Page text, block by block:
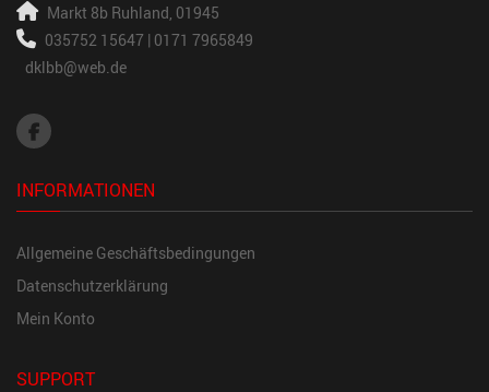
Markt 8b Ruhland, 01945
035752 15647 | 0171 7965849
dklbb@web.de
INFORMATIONEN
Allgemeine Geschäftsbedingungen
Datenschutzerklärung
Mein Konto
SUPPORT